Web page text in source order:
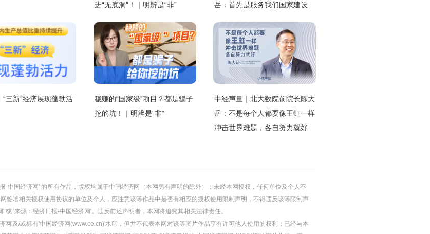
进“无底洞”！｜明辨是“非”
岳：首先是服务我们国家建设
“三新”经济展现蓬勃活
稳赚的“国家级”项目？都是骗子
挖的坑！｜明辨是“非”
中经声量｜北大数院前院长陈大
岳：不是每个人都要像王虹一样
冲击世界难题，各自努力就好
-中国经济网' 的所有作品，版权均属于中国经济网（本网另有声明的除外）；未经本网授权，任何单位及个人不
签署相关授权使用协议的单位及个人，应注意该等作品中是否有相应的授权使用限制声明，不得违反该等限制声
或 '来源：经济日报-中国经济网'。违反前述声明者，本网将追究其相关法律责任。
网'及/或标有'中国经济网(www.ce.cn)'水印，但并不代表本网对该等图片作品享有许可他人使用的权利；已经与本